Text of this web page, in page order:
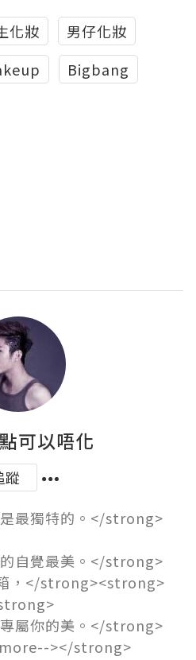
化妝
男仔化妝
Bigbang
可以唔化
蹤
最獨特的。</strong>
自覺最美。</strong>
，</strong><strong>
屬你的美。</strong>
></strong>